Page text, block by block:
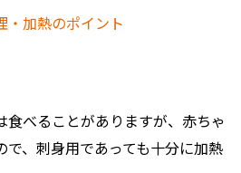
べることがありますが、赤ちゃ
で、刺身用であっても十分に加熱